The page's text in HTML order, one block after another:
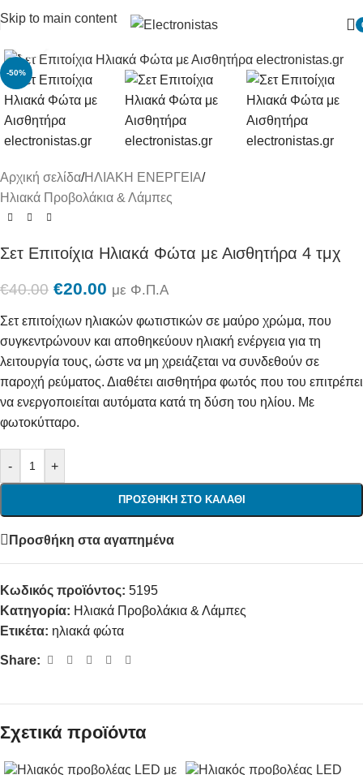
Skip to main content
-50%
Αρχική σελίδα/ΗΛΙΑΚΗ ΕΝΕΡΓΕΙΑ/
Ηλιακά Προβολάκια & Λάμπες
Σετ Επιτοίχια Ηλιακά Φώτα με Αισθητήρα 4 τμχ
€40.00 €20.00 με Φ.Π.Α
Σετ επιτοίχιων ηλιακών φωτιστικών σε μαύρο χρώμα, που
συγκεντρώνουν και αποθηκεύουν ηλιακή ενέργεια για τη
λειτουργία τους, ώστε να μη χρειάζεται να συνδεθούν σε
παροχή ρεύματος. Διαθέτει αισθητήρα φωτός που του επιτρέπει
να ενεργοποιείται αυτόματα κατά τη δύση του ηλίου. Με
φωτοκύτταρο.
- +
ΠΡΟΣΘΉΚΗ ΣΤΟ ΚΑΛΆΘΙ
Προσθήκη στα αγαπημένα
Κωδικός προϊόντος: 5195
Κατηγορία: Ηλιακά Προβολάκια & Λάμπες
Ετικέτα: ηλιακά φώτα
Share:
Σχετικά προϊόντα